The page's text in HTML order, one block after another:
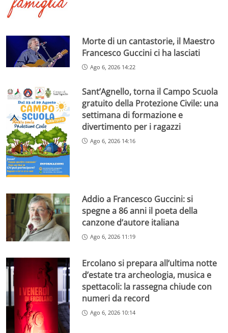
Morte di un cantastorie, il Maestro
Francesco Guccini ci ha lasciati
Ago 6, 2026 14:22
Sant’Agnello, torna il Campo Scuola
gratuito della Protezione Civile: una
settimana di formazione e
divertimento per i ragazzi
Ago 6, 2026 14:16
Addio a Francesco Guccini: si
spegne a 86 anni il poeta della
canzone d’autore italiana
Ago 6, 2026 11:19
Ercolano si prepara all’ultima notte
d’estate tra archeologia, musica e
spettacoli: la rassegna chiude con
numeri da record
Ago 6, 2026 10:14